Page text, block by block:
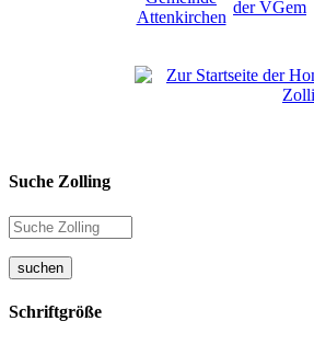
Suche Zolling
suchen
Schriftgröße